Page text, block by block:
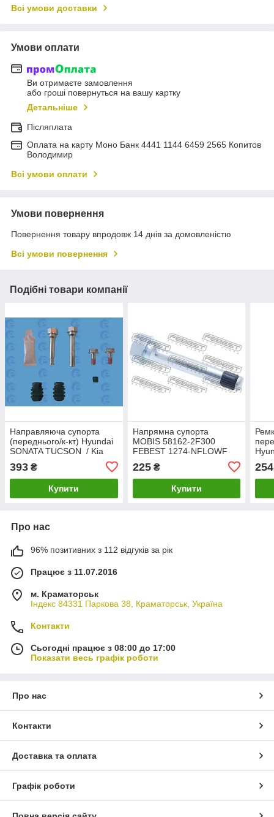
Всі умови доставки
Умови оплати
Ви отримаєте замовлення
або гроші повернуться на вашу картку
Детальніше
Післяплата
Оплата на карту Моно Банк 4441 1144 6459 2565 Копитов
Володимир
Всі умови оплати
Умови повернення
Повернення товару впродовж 14 днів за домовленістю
Всі умови повернення
Подібні товари компанії
Направляюча супорта
(переднього/к-кт) Hyundai
SONATA TUCSON / Kia
(58161-2E000) Mobis
393 ₴
Купити
Напрямна супорта
MOBIS 58162-2F300
FEBEST 1274-NFLOWF
225₴
Купити
254
Про нас
96% позитивних з 112 відгуків за рік
Працює з 11.07.2016
м. Краматорськ
Індекс 84331 Паркова 38, Краматорськ, Україна
Контакти
Сьогодні працює з 08:00 до 17:00
Показати весь графік роботи
Про нас
Контакти
Доставка та оплата
Графік роботи